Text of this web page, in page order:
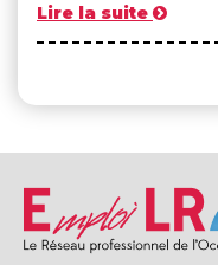
Lire la suite